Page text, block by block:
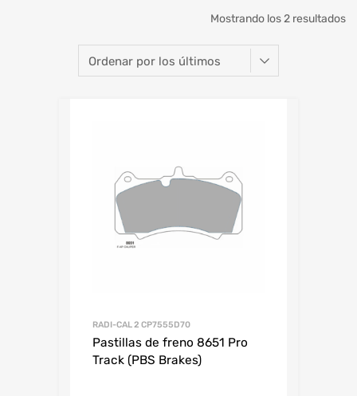
Mostrando los 2 resultados
RADI-CAL 2 CP7555D70
Pastillas de freno 8651 Pro
Track (PBS Brakes)